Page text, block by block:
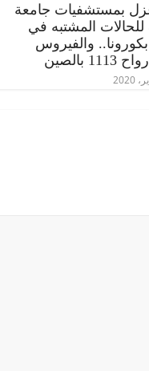
بمستشفيات جامعة
للحالات المشتبه في
بكورونا.. والفيروس
بالصين